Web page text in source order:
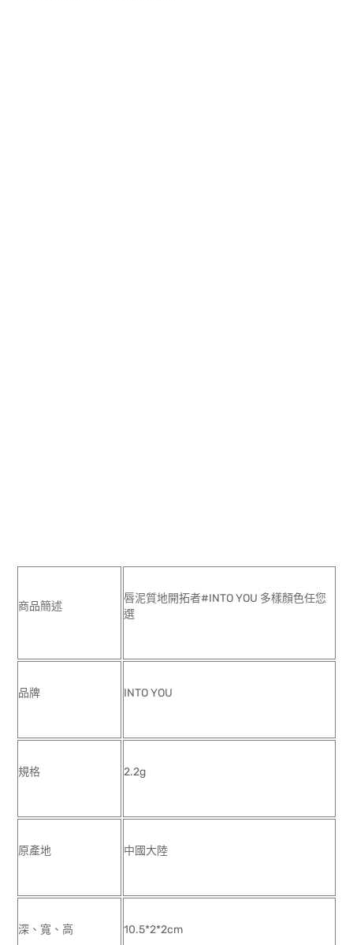
商品簡述
唇泥質地開拓者#INTO YOU 多樣顏色任您
選
品牌 INTO YOU
規格 2.2g
原產地 中國大陸
深、寬、高 10.5*2*2cm